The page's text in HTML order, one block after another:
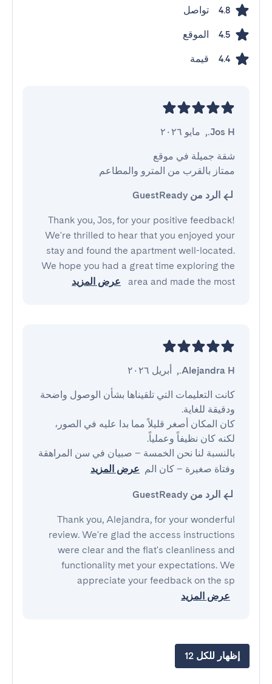
4.8 تواصل
4.5 الموقع
4.4 قيمة
Jos H.
, مايو ٢٠٢٦
ممتاز بالقرب من المترو والمطاعم
الرد من GuestReady
Thank you, Jos, for your positive feedback!
We're thrilled to hear that you enjoyed your
stay and found the apartment well-located.
We hope you had a great time exploring the
area and made the most
عرض المزيد
Alejandra H.
, أبريل ٢٠٢٦
وفتاة صغيرة – كان الم عرض المزيد
الرد من GuestReady
Thank you, Alejandra, for your wonderful
review. We're glad the access instructions
were clear and the flat's cleanliness and
functionality met your expectations. We
appreciate your feedback on the sp
عرض المزيد
إظهار للكل 12